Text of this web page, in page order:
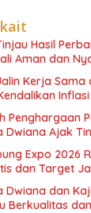
Hasil
Aman dan
Kerja
Inflasi
Penghargaan
Dwiana Ajak
Expo 2026
dan Target
Dwiana dan
Berkualitas